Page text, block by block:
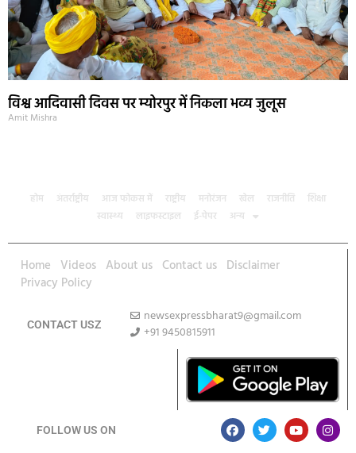
विश्व आदिवासी दिवस पर म्योरपुर में निकला भव्य जुलूस
Amit Mishra
होम अंतर्राष्ट्रीय आज फोकस में राष्ट्रीय मनोरंजन खेल राजनीति
शिक्षा
स्वास्थ्य
लाइफस्टाइल ई-पेपर अन्य
Home Videos About us Contact us Disclaimer
Privacy Policy
CONTACT USZ
newsexpressbharat9@gmail.com
+91 9450815911
FOLLOW US ON